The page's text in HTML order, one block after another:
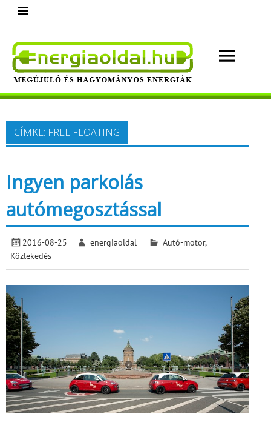
content
Megújuló és hagyományos energiák.
Minden, ami energia!
CÍMKE: FREE FLOATING
Ingyen parkolás
autómegosztással
2016-08-25 energiaoldal Autó-motor,
Közlekedés